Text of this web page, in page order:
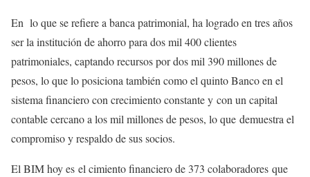
En lo que se refiere a banca patrimonial, ha logrado en tres años
ser la institución de ahorro para dos mil 400 clientes
patrimoniales, captando recursos por dos mil 390 millones de
pesos, lo que lo posiciona también como el quinto Banco en el
sistema financiero con crecimiento constante y con un capital
contable cercano a los mil millones de pesos, lo que demuestra el
compromiso y respaldo de sus socios.
El BIM hoy es el cimiento financiero de 373 colaboradores que